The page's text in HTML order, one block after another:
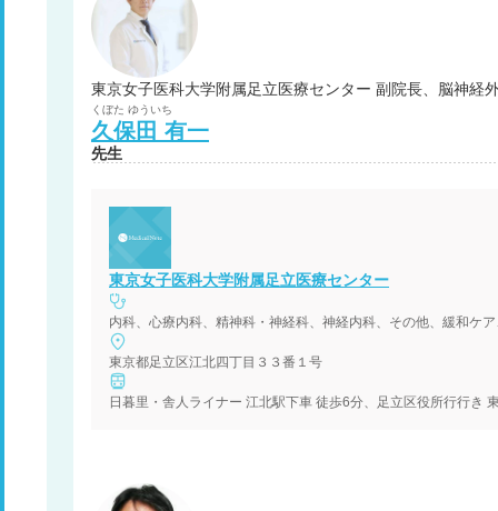
東京女子医科大学附属足立医療センター 副院長、脳神経
くぼた ゆういち
久保田 有一
先生
東京女子医科大学附属足立医療センター
東京都足立区江北四丁目３３番１号